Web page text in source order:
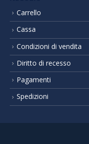
Carrello
Cassa
Condizioni di vendita
Diritto di recesso
Pagamenti
Spedizioni